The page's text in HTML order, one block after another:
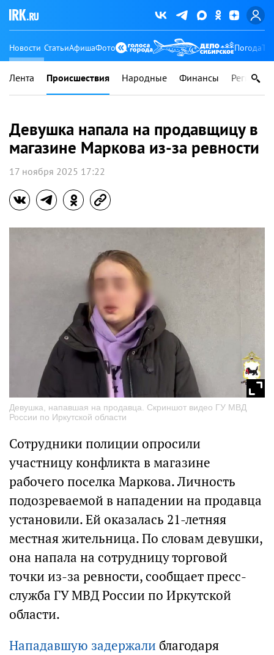
Новости СтатьиАфишаФото Погода
Лента Происшествия Народные Финансы Регионы
Девушка напала на продавщицу в
магазине Маркова из-за ревности
17 ноября 2025 17:22
Девушка, напавшая на продавца. Скриншот видео ГУ МВД
России по Иркутской области
Сотрудники полиции опросили
участницу конфликта в магазине
рабочего поселка Маркова. Личность
подозреваемой в нападении на продавца
установили. Ей оказалась 21-летняя
местная жительница. По словам девушки,
она напала на сотрудницу торговой
точки из-за ревности, сообщает пресс-
служба ГУ МВД России по Иркутской
области.
Нападавшую задержали благодаря